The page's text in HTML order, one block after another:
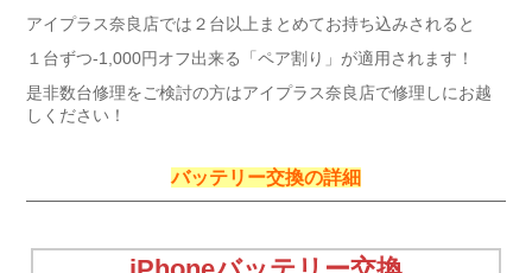
アイプラス奈良店では２台以上まとめてお持ち込みされると
１台ずつ-1,000円オフ出来る「ペア割り」が適用されます！
是非数台修理をご検討の方はアイプラス奈良店で修理しにお越
しください！
バッテリー交換の詳細